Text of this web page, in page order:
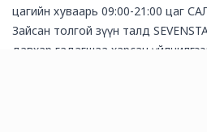
цагийн хуваарь 09:00-21:00 цаг
Зайсан толгой зүүн талд
давхар гадагшаа харсан